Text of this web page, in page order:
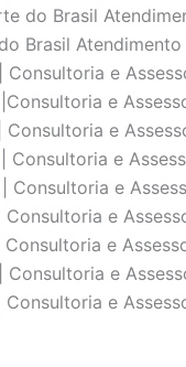
do Brasil
Brasil
e
e
e
Consultoria e
Consultoria e
e
e
Consultoria e
e